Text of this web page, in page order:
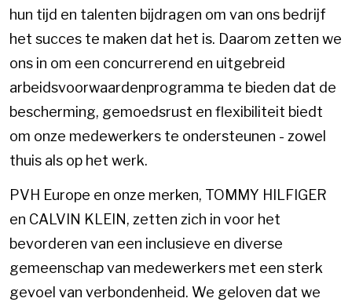
hun tijd en talenten bijdragen om van ons bedrijf
het succes te maken dat het is. Daarom zetten we
ons in om een concurrerend en uitgebreid
arbeidsvoorwaardenprogramma te bieden dat de
bescherming, gemoedsrust en flexibiliteit biedt
om onze medewerkers te ondersteunen - zowel
thuis als op het werk.
PVH Europe en onze merken, TOMMY HILFIGER
en CALVIN KLEIN, zetten zich in voor het
bevorderen van een inclusieve en diverse
gemeenschap van medewerkers met een sterk
gevoel van verbondenheid. We geloven dat we